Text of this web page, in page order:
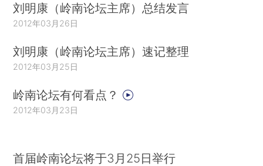
刘明康（岭南论坛主席）总结发言
2012年03月26日
刘明康（岭南论坛主席）速记整理
2012年03月25日
岭南论坛有何看点？
2012年03月23日
首届岭南论坛将于3月25日举行